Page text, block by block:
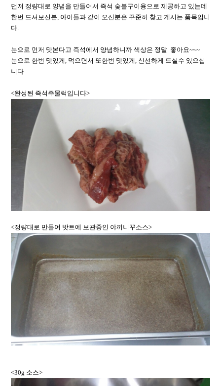
먼저 정량대로 양념을 만들어서 즉석 숯불구이용으로 제공하고 있는데
한번 드셔보신분, 아이들과 같이 오신분은 꾸준히 찾고 계시는 품목입니
다.
눈으로 먼저 맛본다고 즉석에서 양념하니까 색상은 정말 좋아요~~~
눈으로 한번 맛있게, 먹으면서 또한번 맛있게, 신선하게 드실수 있으십
니다
<완성된 즉석주물럭입니다>
<정량대로 만들어 밧트에 보관중인 야끼니꾸소스>
<30g 소스>